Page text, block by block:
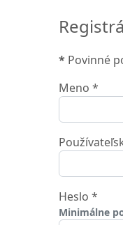
* Povinné
Meno *
Heslo *
Minimálne